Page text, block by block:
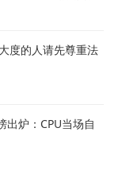
度的人请先尊重法
炉：CPU当场自